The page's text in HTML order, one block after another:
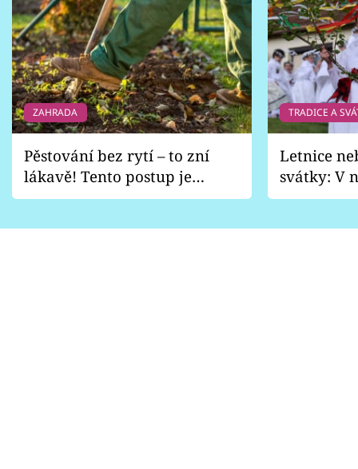
ZAHRADA
Pěstování bez rytí – to zní
lákavě! Tento postup je
vhodný jen pro některé
TRADICE A
Letnice
svátky: V
pondělí